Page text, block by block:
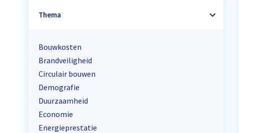
Thema
Bouwkosten
Brandveiligheid
Circulair bouwen
Demografie
Duurzaamheid
Economie
Energieprestatie